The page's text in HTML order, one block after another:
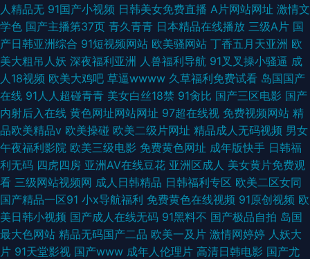
人精品无 91国产小视频 日韩美女免费直播 A片网站网址 激情文
学色 国产主播第37页 青久青青 日本精品在线播放 三级A片 国
产日韩亚洲综合 91短视频网站 欧美骚网站 丁香五月天亚洲 欧
美大粗吊人妖 深夜福利亚洲 人兽福利导航 91叉叉操小骚逼 成
人18视频 欧美大鸡吧 草逼wwww 久草福利免费试看 岛国国产
在线 91人人超碰青青 美女白丝18禁 91肏比 国产三区电影 国产
内射后入在线 黄色网址网站网址 97超在线视 免费视频网站 精
品欧美精品v 欧美操碰 欧美二级片网址 精品成人无码视频 男女
午夜福利影院 欧美三级电影 免费黄色网址 成年版快手 日韩福
利无码 四虎四房 亚洲AV在线豆花 亚洲区成人 美女黄片免费观
看 三级网站视频网 成人日韩精品 日韩福利专区 欧美二区女同
国产精品一区91 小x导航福利 免费黄色在线视频 91原创视频 欧
美日韩小视频 国产成人在线无码 91黑料不 国产极品自拍 岛国
最大色网站 精品无码国产二品 欧美一及片 激情网婷婷 人妖大
片 91天堂影视 国产www 成年人伦理片 高清日韩电影 国产尤